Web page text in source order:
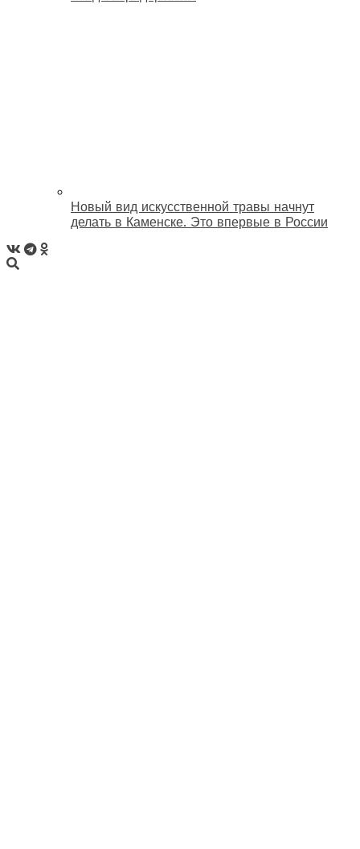
Новый вид искусственной травы начнут
делать в Каменске. Это впервые в России